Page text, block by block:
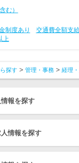
む）
制度あり 交通費全額支
上
探す 管理・事務 経理
報を探す
情報を探す